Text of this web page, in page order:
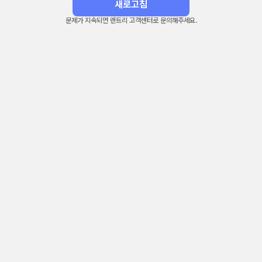
새로고침
문제가 지속되면 렌트리 고객센터로 문의해주세요.